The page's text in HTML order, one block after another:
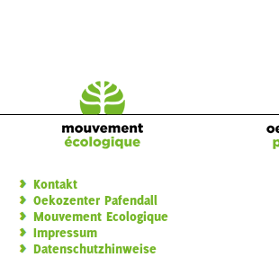
Kontakt
Oekozenter Pafendall
Mouvement Ecologique
Impressum
Datenschutzhinweise